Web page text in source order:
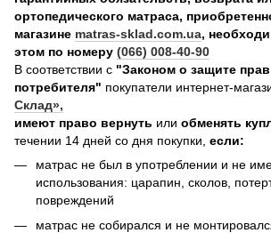
ортопедического матраса,
магазине matras-sklad.com.ua,
этом по номеру (066) 008-40-90
В соответствии с "Законом о защите прав
потребителя" покупатели интернет-
Склад»,
имеют право вернуть или обменять
течении 14 дней со дня покупки, если:
матрас не был в употреблении и не
использования: царапин, сколов,
повреждений
матрас не собирался и не